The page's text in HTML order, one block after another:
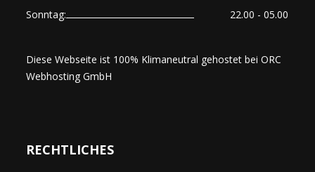
Sonntag:
22.00 - 05.00
Diese Webseite ist 100% Klimaneutral gehostet beiORC
Webhosting GmbH
RECHTLICHES